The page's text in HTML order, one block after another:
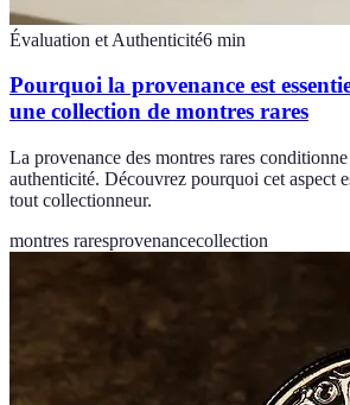
Évaluation et Authenticité6 min
Pourquoi la provenance est
une collection de montres rares
La provenance des montres rares
authenticité. Découvrez pourquoi cet aspect
tout collectionneur.
montres raresprovenancecollection